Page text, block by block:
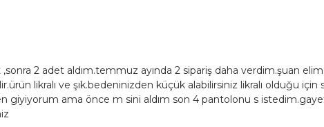
,sonra 2 adet aldım.temmuz ayında 2 sipariş daha verdim.şuan
likralı ve şık.bedeninizden küçük alabilirsiniz likralı olduğu
giyiyorum ama önce m sini aldım son 4 pantolonu s